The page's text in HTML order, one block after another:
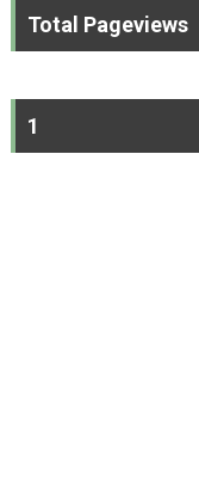
Total Pageviews
1